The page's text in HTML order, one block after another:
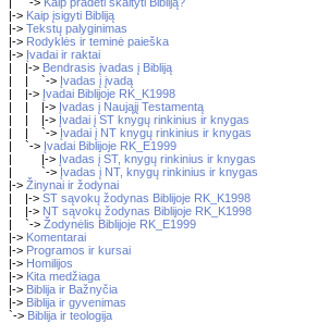
|-> Kaip įsigyti Bibliją
|-> Tekstų palyginimas
|-> Rodyklės ir teminė paieška
|-> Įvadai ir raktai
| |-> Bendrasis įvadas į Bibliją
| | `-> Įvadas į įvadą
| |-> Įvadai Biblijoje RK_K1998
| | |-> Įvadas į Naująjį Testamentą
| | |-> Įvadai į ST knygų rinkinius ir knygas
| | `-> Įvadai į NT knygų rinkinius ir knygas
| `-> Įvadai Biblijoje RK_E1999
| |-> Įvadas į ST, knygų rinkinius ir knygas
| `-> Įvadas į NT, knygų rinkinius ir knygas
|-> Žinynai ir žodynai
| |-> ST sąvokų žodynas Biblijoje RK_K1998
| |-> NT sąvokų žodynas Biblijoje RK_K1998
| `-> Žodynėlis Biblijoje RK_E1999
|-> Komentarai
|-> Programos ir kursai
|-> Homilijos
|-> Kita medžiaga
|-> Biblija ir Bažnyčia
|-> Biblija ir gyvenimas
`-> Biblija ir teologija